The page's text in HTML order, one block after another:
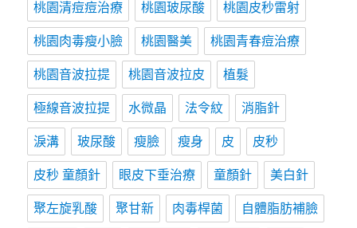
桃園清痘痘治療 桃園玻尿酸 桃園皮秒雷射
桃園肉毒瘦小臉 桃園醫美 桃園青春痘治療
桃園音波拉提 桃園音波拉皮 植髮
極線音波拉提 水微晶 法令紋 消脂針
淚溝 玻尿酸 瘦臉 瘦身 皮 皮秒
皮秒 童顏針 眼皮下垂治療 童顏針 美白針
聚左旋乳酸 聚甘新 肉毒桿菌 自體脂肪補臉